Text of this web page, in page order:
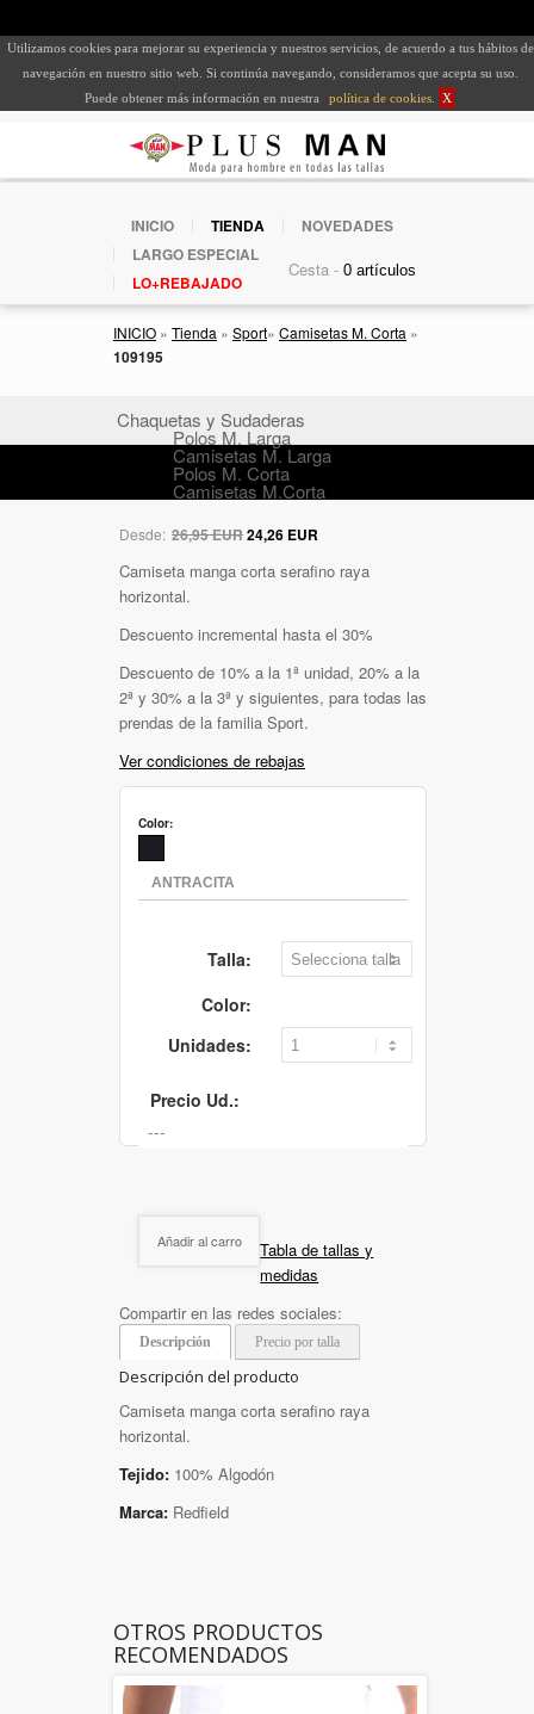
Utilizamos cookies para mejorar su experiencia y nuestros servicios, de acuerdo a tus hábitos de
navegación en nuestro sitio web. Si continúa navegando, consideramos que acepta su uso.
Puede obtener más información en nuestra
política de cookies X
INICIO TIENDA
NOVEDADES
LARGO ESPECIAL
LO+REBAJADO
Cesta -
INICIO » Tienda » Sport» Camisetas M. Corta »
109195
Chaquetas y Sudaderas
Polos M. Larga
Camisetas M. Larga
Polos M. Corta
Camisetas M.Corta
Desde: 26,95 EUR24,26 EUR
Camiseta manga corta serafino raya
horizontal.
Descuento incremental hasta el 30%
Descuento de 10% a la 1ª unidad, 20% a la
2ª y 30% a la 3ª y siguientes, para todas las
prendas de la familia Sport.
Ver condiciones de rebajas
Color:
Talla:
Color:
Unidades:
Precio Ud.:
Añadir al carro
Tabla de tallas y
medidas
Compartir en las redes sociales:
Descripción Precio por talla
Descripción del producto
Camiseta manga corta serafino raya
horizontal.
Tejido: 100% Algodón
Marca: Redfield
OTROS PRODUCTOS
RECOMENDADOS